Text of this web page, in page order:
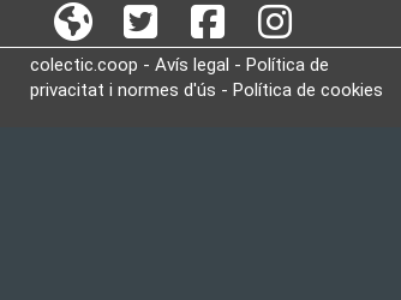
colectic.coop -Avís legal -Política de
privacitat i normes d'ús -Política de cookies